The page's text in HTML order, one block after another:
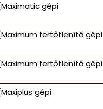
(Maximatic gépi
(Maximum fertőtlenítő gépi
(Maximum fertőtlenítő gépi
(Maxiplus gépi